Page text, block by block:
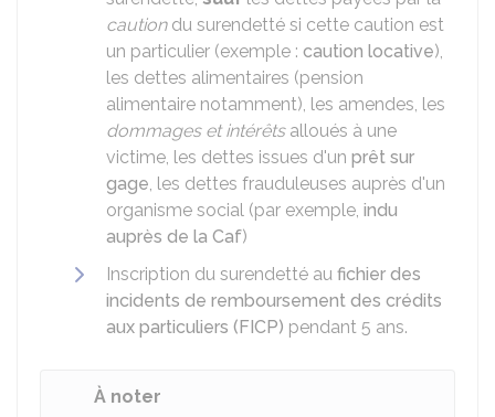
cautiondu surendetté si cette caution est
un particulier (exemple : caution locative),
les dettes alimentaires (pension
alimentaire notamment), les amendes, les
dommages et intérêtsalloués à une
victime, les dettes issues d'un prêt sur
gage, les dettes frauduleuses auprès d'un
organisme social (par exemple, indu
auprès de la Caf)
Inscription du surendetté au fichier des
incidents de remboursement des crédits
aux particuliers (FICP) pendant 5 ans.
À noter